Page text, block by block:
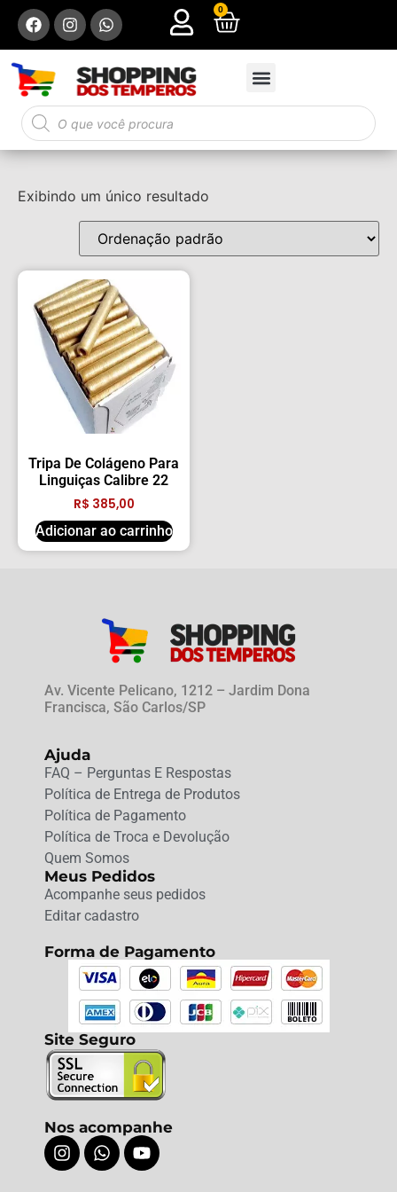
0
Exibindo um único resultado
Tripa De Colágeno Para
Linguiças Calibre 22
R$ 385,00
Adicionar ao carrinho
Av. Vicente Pelicano, 1212 – Jardim Dona
Francisca, São Carlos/SP
Ajuda
FAQ – Perguntas E Respostas
Política de Entrega de Produtos
Política de Pagamento
Política de Troca e Devolução
Quem Somos
Meus Pedidos
Acompanhe seus pedidos
Editar cadastro
Forma de Pagamento
Site Seguro
Nos acompanhe